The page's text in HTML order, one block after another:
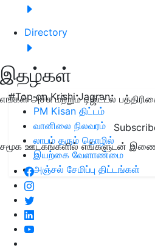
Directory
இதழ்கள்
எங்கள் அச்சு மற்றும் டிஜிட்டல்
சமூக ஊடகங்களில் எங்களுடன்
#Top on Krishi Jagran
PM Kisan திட்டம்
வானிலை நிலவரம்
லாபம் தரும் தொழில்
இயற்கை வேளாண்மை
அஞ்சல் சேமிப்பு திட்டங்கள்